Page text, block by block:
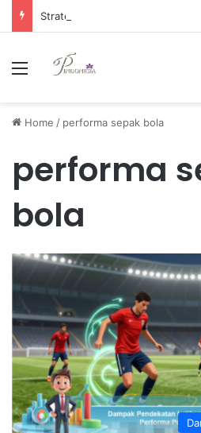
Menu
Home / performa sepak bola
performa
bola